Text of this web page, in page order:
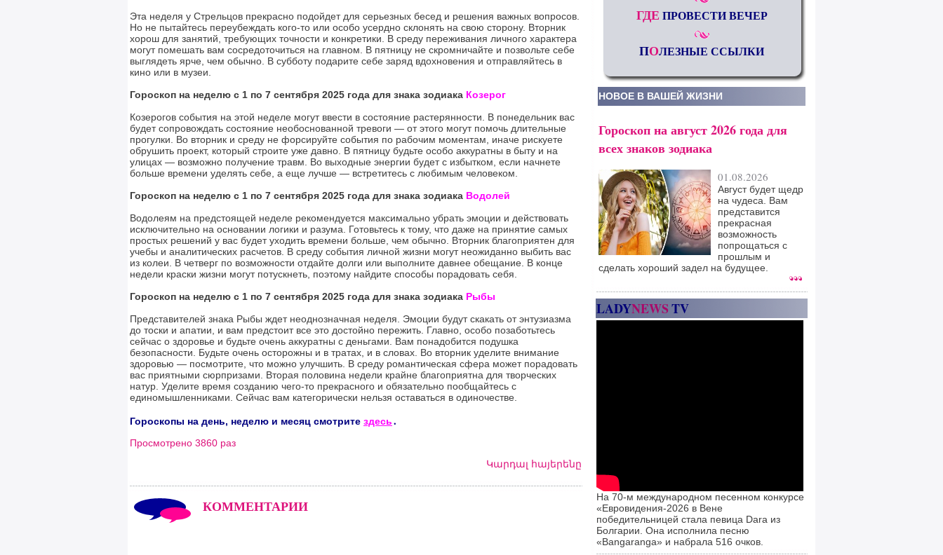
Эта неделя у Стрельцов прекрасно подойдет для серьезных бесед и решения важных вопросов.
Но не пытайтесь переубеждать кого-то или особо усердно склонять на свою сторону. Вторник
хорош для занятий, требующих точности и конкретики. В среду переживания личного характера
могут помешать вам сосредоточиться на главном. В пятницу не скромничайте и позвольте себе
выглядеть ярче, чем обычно. В субботу подарите себе заряд вдохновения и отправляйтесь в
кино или в музеи.
Гороскоп на неделю с 1 по 7 сентября 2025 года для знака зодиака Козерог
Козерогов события на этой неделе могут ввести в состояние растерянности. В понедельник вас
будет сопровождать состояние необоснованной тревоги — от этого могут помочь длительные
прогулки. Во вторник и среду не форсируйте события по рабочим моментам, иначе рискуете
обрушить проект, который строите уже давно. В пятницу будьте особо аккуратны в быту и на
улицах — возможно получение травм. Во выходные энергии будет с избытком, если начнете
больше времени уделять себе, а еще лучше — встретитесь с любимым человеком.
Гороскоп на неделю с 1 по 7 сентября 2025 года для знака зодиака Водолей
Водолеям на предстоящей неделе рекомендуется максимально убрать эмоции и действовать
исключительно на основании логики и разума. Готовьтесь к тому, что даже на принятие самых
простых решений у вас будет уходить времени больше, чем обычно. Вторник благоприятен для
учебы и аналитических расчетов. В среду события личной жизни могут неожиданно выбить вас
из колеи. В четверг по возможности отдайте долги или выполните давнее обещание. В конце
недели краски жизни могут потускнеть, поэтому найдите способы порадовать себя.
Гороскоп на неделю с 1 по 7 сентября 2025 года для знака зодиака Рыбы
Представителей знака Рыбы ждет неоднозначная неделя. Эмоции будут скакать от энтузиазма
до тоски и апатии, и вам предстоит все это достойно пережить. Главно, особо позаботьтесь
сейчас о здоровье и будьте очень аккуратны с деньгами. Вам понадобится подушка
безопасности. Будьте очень осторожны и в тратах, и в словах. Во вторник уделите внимание
здоровью — посмотрите, что можно улучшить. В среду романтическая сфера может порадовать
вас приятными сюрпризами. Вторая половина недели крайне благоприятна для творческих
натур. Уделите время созданию чего-то прекрасного и обязательно пообщайтесь с
единомышленниками. Сейчас вам категорически нельзя оставаться в одиночестве.
Гороскопы на день, неделю и месяц смотрите здесь․
Просмотрено 3860 раз
Կարդալ հայերենը
КОММЕНТАРИИ
ГДЕ ПРОВЕСТИ ВЕЧЕР
ПОЛЕЗНЫЕ ССЫЛКИ
НОВОЕ В ВАШЕЙ ЖИЗНИ
Гороскоп на август 2026 года для
всех знаков зодиака
01.08.2026
Август будет щедр
на чудеса. Вам
представится
прекрасная
возможность
попрощаться с
прошлым и
сделать хороший задел на будущее.
LADYNEWSTV
На 70-м международном песенном конкурсе
«Евровидения-2026 в Вене
победительницей стала певица Dara из
Болгарии. Она исполнила песню
«Bangaranga» и набрала 516 очков.